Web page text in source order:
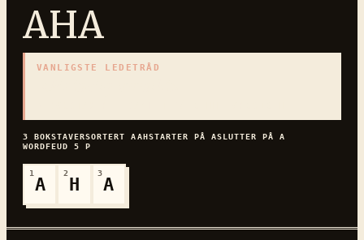
AHA
VANLIGSTE LEDETRÅD
3 BOKSTAVERSORTERTAAHSTARTER PÅ ASLUTTER PÅA
WORDFEUD 5 P
1
A
2
H
3
A